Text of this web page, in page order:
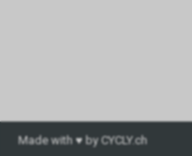
Made with ♥ by CYCLY.ch